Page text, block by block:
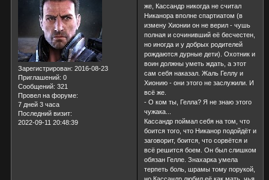
Зарегистрирован: 2016-08-23
Приглашений: 0
Сообщений: 321
Провел на форуме:
7 дней 3 часа
Последний визит:
2022-09-11 20:48:39
же, Кассандр никогда не считал
Никанора вполне спартиатом (в
измену Хионии он не верил - чушь
полная и сочинивший её бесчестен,
но иногда и у добрых родителей
рождаются дурные дети). Охотник и
воин должны уметь ждать, а этот
сам себя наказал. Жаль Геллу и
Хионию - они этого не заслужили. И
всё же.
- О ком ты, Гелла? Я не знаю этого
чужака...
Кассандр поймал себя на том, что
боится того, что Никанор подойдёт и
заговорит, боится, что сорвётся и
всё решится боем. Он был слишком
обязан Гелле. Знахарка умела
терпеть боль, шрамы тому порукой,